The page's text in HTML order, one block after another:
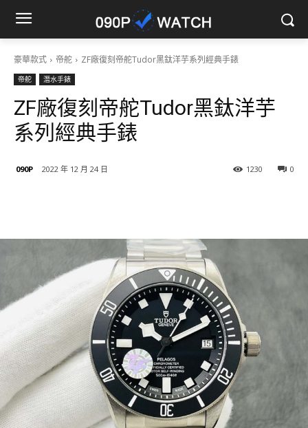
豪華款式 帝舵 ZF廠復刻帝舵Tudor黑鈦洋芋系列經典手錶
帝舵 潛水手錶
ZF廠復刻帝舵Tudor黑鈦洋芋
系列經典手錶
090P 2022 年 12 月 24 日 0
1230